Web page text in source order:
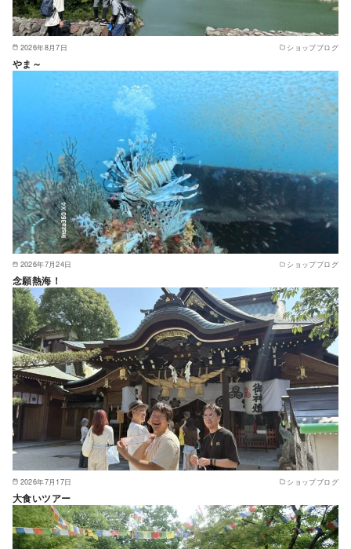
2026年8月7日 ショップブログ
やま～
2026年7月24日 ショップブログ
念願熱海！
2026年7月17日 ショップブログ
大食いツアー